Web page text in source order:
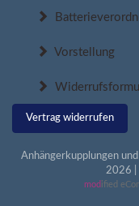
Vorstellung
Vertrag widerrufen
Anhängerkupplungen
2026 |
modified